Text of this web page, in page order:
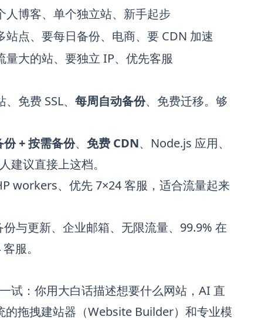
人博客、单个独立站、新手起步
站点、要每日备份、电商、要 CDN 加速
量大的站、要独立 IP、优先客服
免费 SSL、 每周自动备份、免费迁移。够
份 + 按需备份、 免费 CDN、Node.js 应用、
议直接上这档。
workers、优先 7×24 客服，适合流量起来
与更新、企业邮箱、无限流量、99.9% 在
服。
试：你用大白话描述想要什么网站，AI 直
拖拽建站器（Website Builder）和专业模